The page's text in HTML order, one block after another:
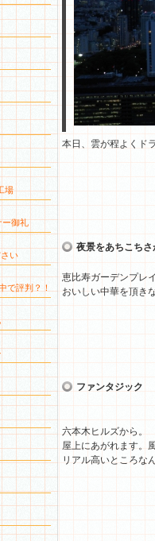
本日、雲が程よくド
夜景をあちこちさ
恵比寿ガーデンプレ
おいしい中華を頂き
ファンタジック
六本木ヒルズから。
屋上にあがれます。
リアル高いところな
場
ー御礼
い
で評判？！